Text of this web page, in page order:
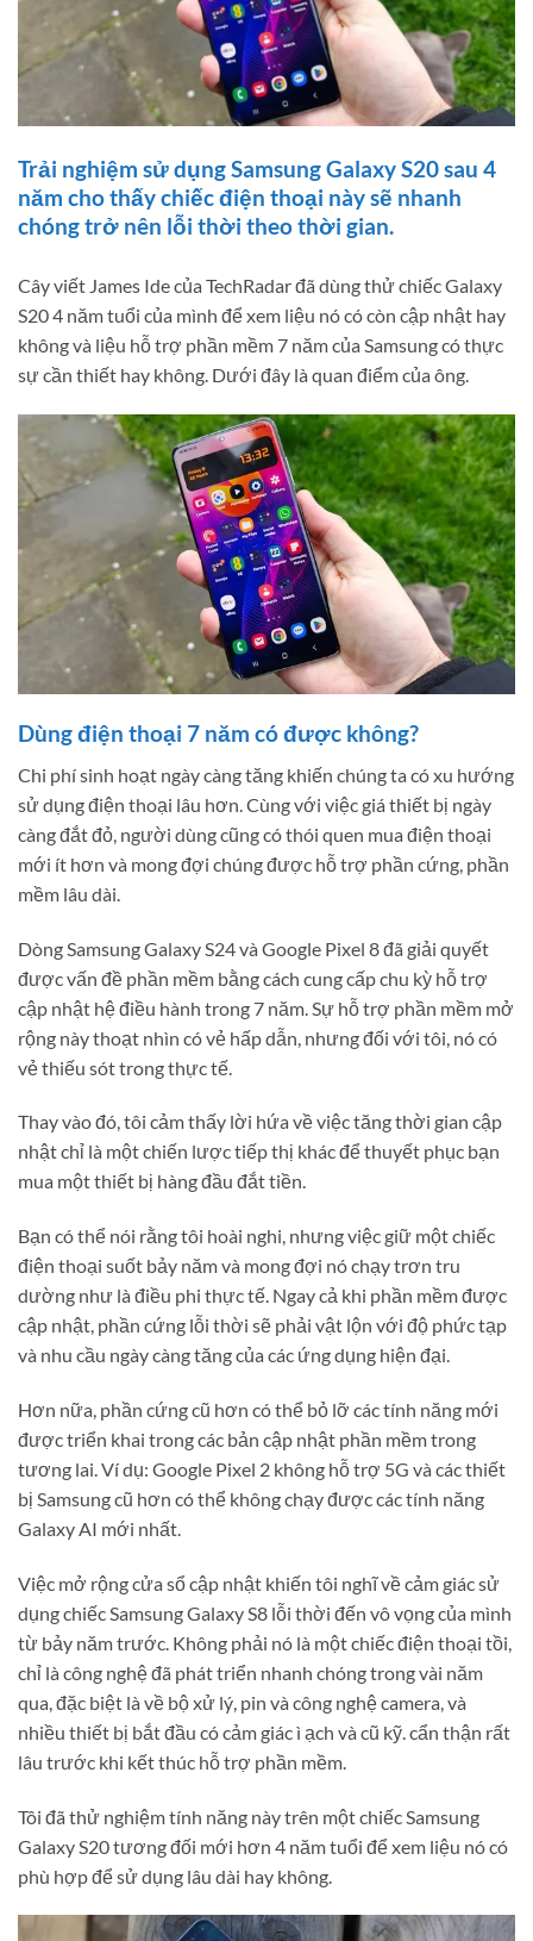
Trải nghiệm sử dụng Samsung Galaxy S20 sau 4
năm cho thấy chiếc điện thoại này sẽ nhanh
chóng trở nên lỗi thời theo thời gian.
Cây viết James Ide của TechRadar đã dùng thử chiếc Galaxy
S20 4 năm tuổi của mình để xem liệu nó có còn cập nhật hay
không và liệu hỗ trợ phần mềm 7 năm của Samsung có thực
sự cần thiết hay không. Dưới đây là quan điểm của ông.
Dùng điện thoại 7 năm có được không?
Chi phí sinh hoạt ngày càng tăng khiến chúng ta có xu hướng
sử dụng điện thoại lâu hơn. Cùng với việc giá thiết bị ngày
càng đắt đỏ, người dùng cũng có thói quen mua điện thoại
mới ít hơn và mong đợi chúng được hỗ trợ phần cứng, phần
mềm lâu dài.
Dòng Samsung Galaxy S24 và Google Pixel 8 đã giải quyết
được vấn đề phần mềm bằng cách cung cấp chu kỳ hỗ trợ
cập nhật hệ điều hành trong 7 năm. Sự hỗ trợ phần mềm mở
rộng này thoạt nhìn có vẻ hấp dẫn, nhưng đối với tôi, nó có
vẻ thiếu sót trong thực tế.
Thay vào đó, tôi cảm thấy lời hứa về việc tăng thời gian cập
nhật chỉ là một chiến lược tiếp thị khác để thuyết phục bạn
mua một thiết bị hàng đầu đắt tiền.
Bạn có thể nói rằng tôi hoài nghi, nhưng việc giữ một chiếc
điện thoại suốt bảy năm và mong đợi nó chạy trơn tru
dường như là điều phi thực tế. Ngay cả khi phần mềm được
cập nhật, phần cứng lỗi thời sẽ phải vật lộn với độ phức tạp
và nhu cầu ngày càng tăng của các ứng dụng hiện đại.
Hơn nữa, phần cứng cũ hơn có thể bỏ lỡ các tính năng mới
được triển khai trong các bản cập nhật phần mềm trong
tương lai. Ví dụ: Google Pixel 2 không hỗ trợ 5G và các thiết
bị Samsung cũ hơn có thể không chạy được các tính năng
Galaxy AI mới nhất.
Việc mở rộng cửa sổ cập nhật khiến tôi nghĩ về cảm giác sử
dụng chiếc Samsung Galaxy S8 lỗi thời đến vô vọng của mình
từ bảy năm trước. Không phải nó là một chiếc điện thoại tồi,
chỉ là công nghệ đã phát triển nhanh chóng trong vài năm
qua, đặc biệt là về bộ xử lý, pin và công nghệ camera, và
nhiều thiết bị bắt đầu có cảm giác ì ạch và cũ kỹ. cẩn thận rất
lâu trước khi kết thúc hỗ trợ phần mềm.
Tôi đã thử nghiệm tính năng này trên một chiếc Samsung
Galaxy S20 tương đối mới hơn 4 năm tuổi để xem liệu nó có
phù hợp để sử dụng lâu dài hay không.